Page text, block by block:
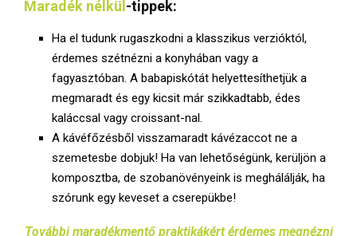
Maradék nélkül-tippek:
Ha el tudunk rugaszkodni a klasszikus verzióktól,
érdemes szétnézni a konyhában vagy a
fagyasztóban. A babapiskótát helyettesíthetjük a
megmaradt és egy kicsit már szikkadtabb, édes
kaláccsal vagy croissant-nal.
A kávéfőzésből visszamaradt kávézaccot ne a
szemetesbe dobjuk! Ha van lehetőségünk, kerüljön a
komposztba, de szobanövényeink is meghálálják, ha
szórunk egy keveset a cserepükbe!
További maradékmentő praktikákért érdemes megnézni